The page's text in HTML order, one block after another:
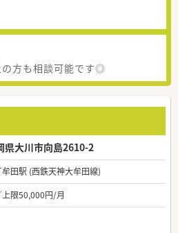
方も相談可能です◎
県大川市向島2610-2
牟田駅 (西鉄天神大牟田線)
上限50,000円/月